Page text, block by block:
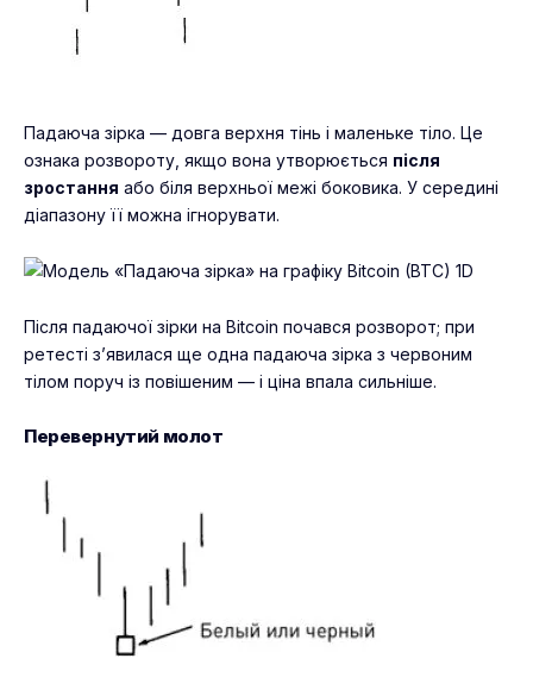
Падаюча зірка — довга верхня тінь і маленьке тіло. Це
ознака розвороту, якщо вона утворюється після
зростання або біля верхньої межі боковика. У середині
діапазону її можна ігнорувати.
Після падаючої зірки на Bitcoin почався розворот; при
ретесті з’явилася ще одна падаюча зірка з червоним
тілом поруч із повішеним — і ціна впала сильніше.
Перевернутий молот